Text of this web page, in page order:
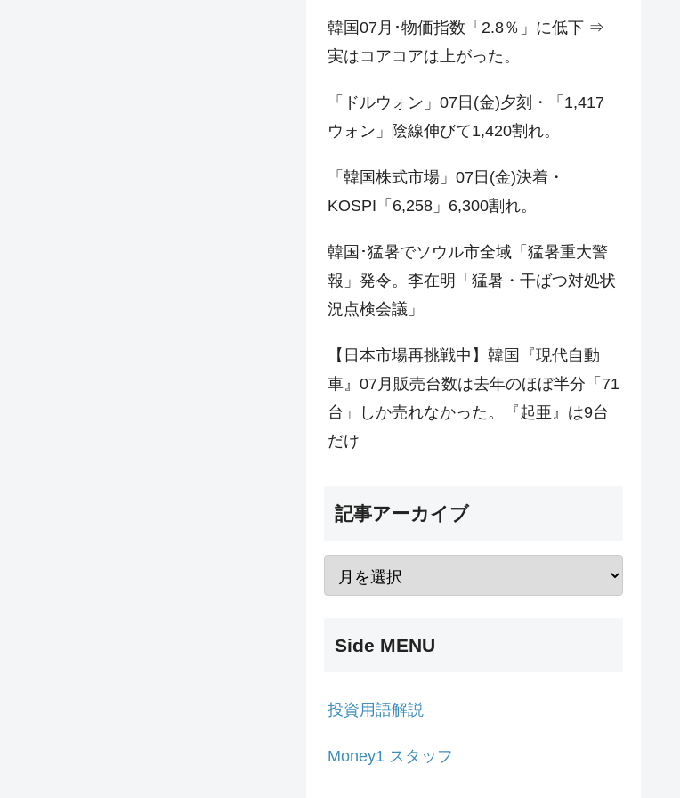
韓国07月･物価指数「2.8％」に低下 ⇒
実はコアコアは上がった。
「ドルウォン」07日(金)夕刻・「1,417
ウォン」陰線伸びて1,420割れ。
「韓国株式市場」07日(金)決着・
KOSPI「6,258」6,300割れ。
韓国･猛暑でソウル市全域「猛暑重大警
報」発令。李在明「猛暑・干ばつ対処状
況点検会議」
【日本市場再挑戦中】韓国『現代自動
車』07月販売台数は去年のほぼ半分「71
台」しか売れなかった。『起亜』は9台
だけ
記事アーカイブ
Side MENU
投資用語解説
Money1 スタッフ